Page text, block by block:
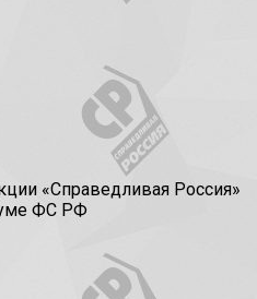
«Справедливая Россия»
ФС РФ